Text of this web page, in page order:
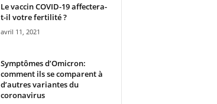
Le vaccin COVID-19 affectera-
t-il votre fertilité ?
avril 11, 2021
Symptômes d’Omicron:
comment ils se comparent à
d’autres variantes du
coronavirus